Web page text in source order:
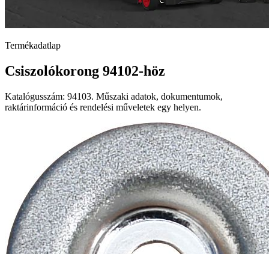
Termékadatlap
Csiszolókorong 94102-höz
Katalógusszám: 94103. Műszaki adatok, dokumentumok,
raktárinformáció és rendelési műveletek egy helyen.